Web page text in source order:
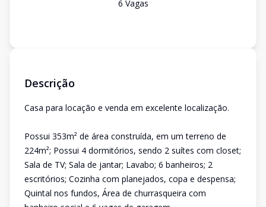
6 Vagas
Descrição
Casa para locação e venda em excelente localização.
Possui 353m² de área construída, em um terreno de
224m²; Possui 4 dormitórios, sendo 2 suítes com closet;
Sala de TV; Sala de jantar; Lavabo; 6 banheiros; 2
escritórios; Cozinha com planejados, copa e despensa;
Quintal nos fundos, Área de churrasqueira com